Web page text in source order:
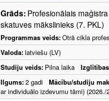
Grāds: Profesionālais
skatuves mākslinieks (7. PKL)
Programmas veids:Otrā cikla
Valoda:latviešu (LV)
Studiju veids: Pilna laika
Ilgums:2 gadi Mācību/studiju
ar individuālo izdevumu tāmi) (2026./